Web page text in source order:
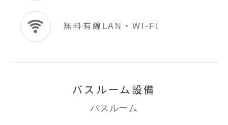
無料有線LAN・WI-FI
バスルーム設備
バスルーム